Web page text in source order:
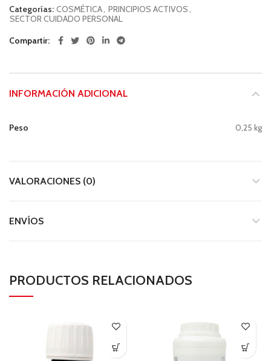
Categorías: COSMÉTICA, PRINCIPIOS ACTIVOS,
SECTOR CUIDADO PERSONAL
Compartir
INFORMACIÓN ADICIONAL
Peso 0,25 kg
VALORACIONES (0)
ENVÍOS
PRODUCTOS RELACIONADOS